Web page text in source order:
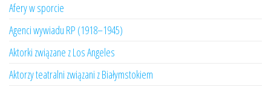
Afery w sporcie
Agenci wywiadu RP (1918–1945)
Aktorki związane z Los Angeles
Aktorzy teatralni związani z Białymstokiem